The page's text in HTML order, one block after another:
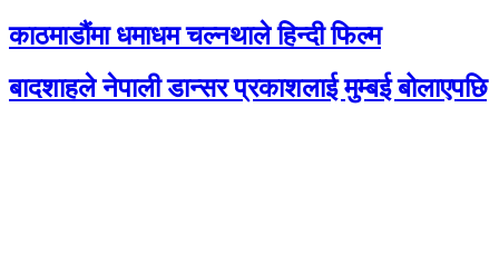
काठमाडौंमा धमाधम चल्नथाले हिन्दी फिल्म
बादशाहले नेपाली डान्सर प्रकाशलाई मुम्बई बोलाएपछि